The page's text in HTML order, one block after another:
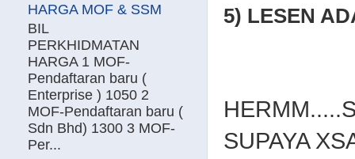
5) LESEN
SUPAYA
HARGA MOF & SSM
BIL
PERKHIDMATAN
HARGA 1 MOF-
Pendaftaran baru (
Enterprise ) 1050 2
MOF-Pendaftaran baru (
Sdn Bhd) 1300 3 MOF-
Per...